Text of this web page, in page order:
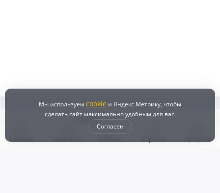
Мы используем cookie и Яндекс.Метрику, чтобы
сделать сайт максимально удобным для вас.
Согласен